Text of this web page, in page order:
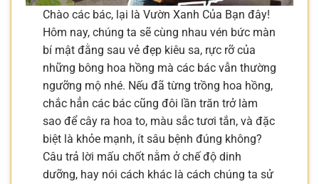
Chào các bác, lại là Vườn Xanh Của Bạn đây!
Hôm nay, chúng ta sẽ cùng nhau vén bức màn
bí mật đằng sau vẻ đẹp kiêu sa, rực rỡ của
những bông hoa hồng mà các bác vẫn thường
ngưỡng mộ nhé. Nếu đã từng trồng hoa hồng,
chắc hẳn các bác cũng đôi lần trăn trở làm
sao để cây ra hoa to, màu sắc tươi tắn, và đặc
biệt là khỏe mạnh, ít sâu bệnh đúng không?
Câu trả lời mấu chốt nằm ở chế độ dinh
dưỡng, hay nói cách khác là cách chúng ta sử